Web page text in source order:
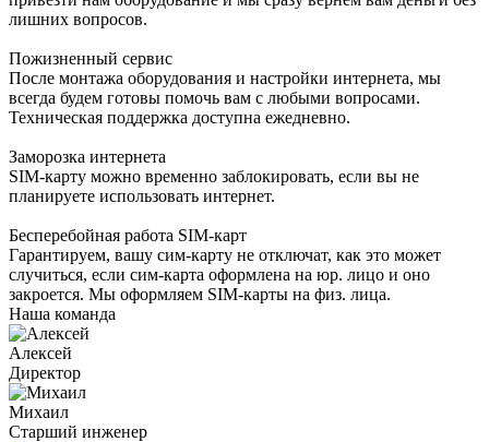
лишних вопросов.
Пожизненный сервис
После монтажа оборудования и настройки интернета, мы
всегда будем готовы помочь вам с любыми вопросами.
Техническая поддержка доступна ежедневно.
Заморозка интернета
SIM-карту можно временно заблокировать, если вы не
планируете использовать интернет.
Бесперебойная работа SIM-карт
Гарантируем, вашу сим-карту не отключат, как это может
случиться, если сим-карта оформлена на юр. лицо и оно
закроется. Мы оформляем SIM-карты на физ. лица.
Наша команда
Алексей
Директор
Михаил
Старший инженер